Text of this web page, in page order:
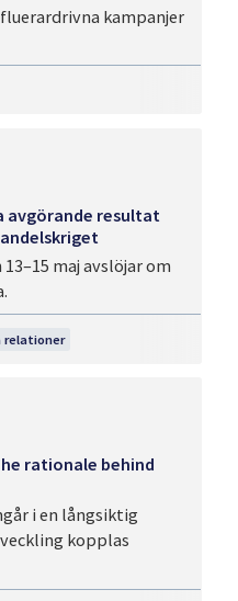
kampanjer
relationer
avgörande resultat
maj avslöjar om
rationale behind
i en långsiktig
kopplas